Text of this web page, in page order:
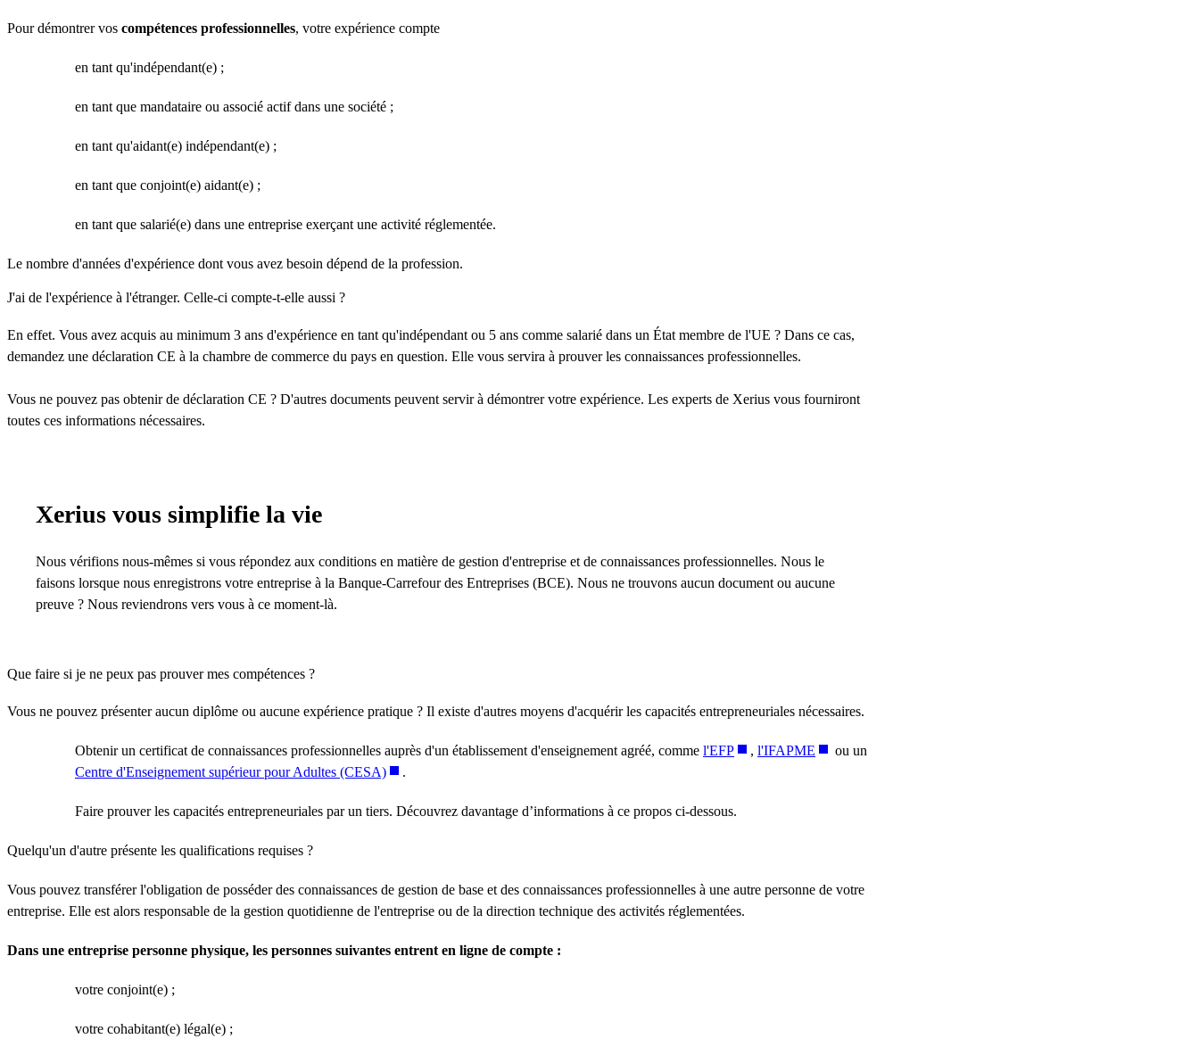
Pour démontrer vos compétences professionnelles, votre expérience compte
en tant qu'indépendant(e) ;
en tant que mandataire ou associé actif dans une société ;
en tant qu'aidant(e) indépendant(e) ;
en tant que conjoint(e) aidant(e) ;
en tant que salarié(e) dans une entreprise exerçant une activité réglementée.
Le nombre d'années d'expérience dont vous avez besoin dépend de la profession.
J'ai de l'expérience à l'étranger. Celle-ci compte-t-elle aussi ?
En effet. Vous avez acquis au minimum 3 ans d'expérience en tant qu'indépendant ou 5 ans comme salarié dans un État membre de l'UE ? Dans ce cas,
demandez une déclaration CE à la chambre de commerce du pays en question. Elle vous servira à prouver les connaissances professionnelles.
Vous ne pouvez pas obtenir de déclaration CE ? D'autres documents peuvent servir à démontrer votre expérience. Les experts de Xerius vous fourniront
toutes ces informations nécessaires.
Xerius vous simplifie la vie
Nous vérifions nous-mêmes si vous répondez aux conditions en matière de gestion d'entreprise et de connaissances professionnelles. Nous le
faisons lorsque nous enregistrons votre entreprise à la Banque-Carrefour des Entreprises (BCE). Nous ne trouvons aucun document ou aucune
preuve ? Nous reviendrons vers vous à ce moment-là.
Que faire si je ne peux pas prouver mes compétences ?
Vous ne pouvez présenter aucun diplôme ou aucune expérience pratique ? Il existe d'autres moyens d'acquérir les capacités entrepreneuriales nécessaires.
Obtenir un certificat de connaissances professionnelles auprès d'un établissement d'enseignement agréé, comme l'EFP , l'IFAPME
ou un
Centre d'Enseignement supérieur pour Adultes (CESA)
.
Faire prouver les capacités entrepreneuriales par un tiers. Découvrez davantage d’informations à ce propos ci-dessous.
Quelqu'un d'autre présente les qualifications requises ?
Vous pouvez transférer l'obligation de posséder des connaissances de gestion de base et des connaissances professionnelles à une autre personne de votre
entreprise. Elle est alors responsable de la gestion quotidienne de l'entreprise ou de la direction technique des activités réglementées.
Dans une entreprise personne physique, les personnes suivantes entrent en ligne de compte :
votre conjoint(e) ;
votre cohabitant(e) légal(e) ;